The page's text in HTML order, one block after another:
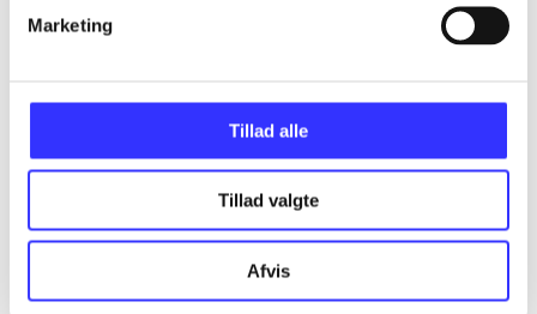
Marketing
Tillad alle
Tillad valgte
Afvis
...
...